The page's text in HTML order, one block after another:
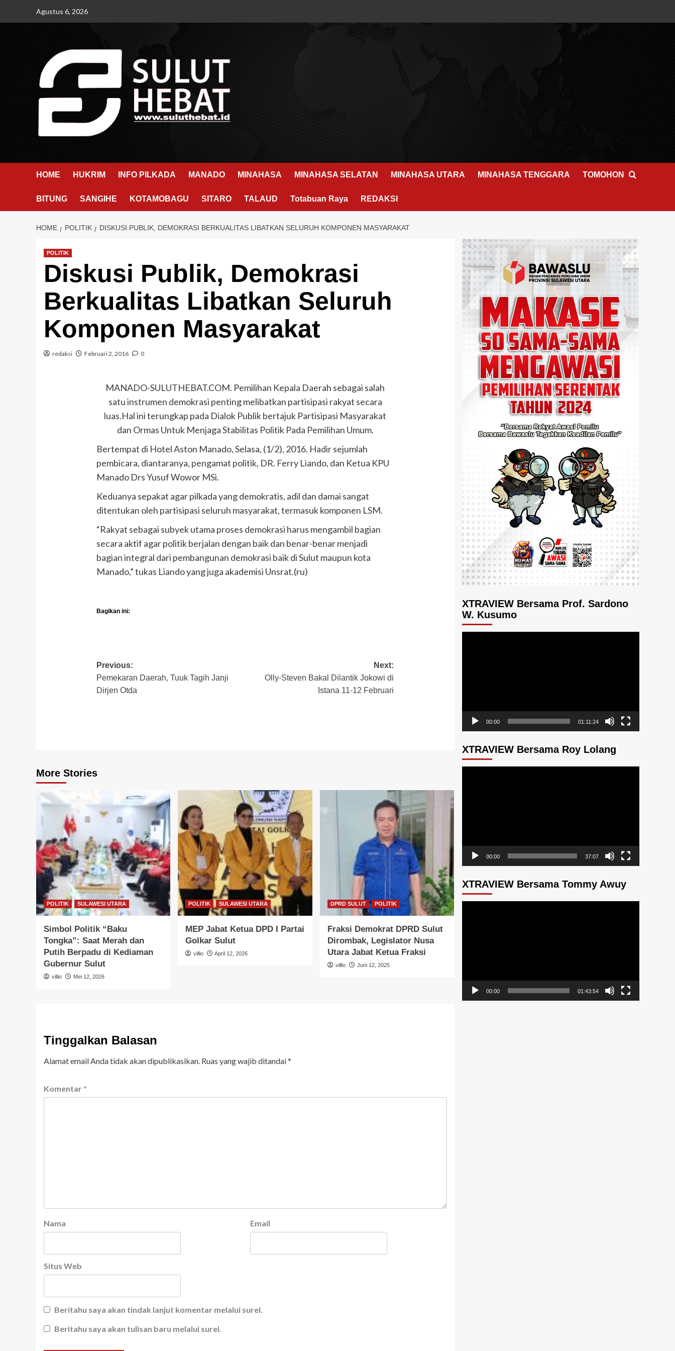
Agustus 6, 2026
HOME HUKRIM INFO PILKADA MANADO MINAHASA MINAHASA SELATAN MINAHASA UTARA MINAHASA TENGGARA TOMOHON
BITUNG SANGIHE KOTAMOBAGU SITARO TALAUD Totabuan Raya REDAKSI
HOME POLITIK DISKUSI PUBLIK, DEMOKRASI BERKUALITAS LIBATKAN SELURUH KOMPONEN MASYARAKAT
POLITIK
Diskusi Publik, Demokrasi
Berkualitas Libatkan Seluruh
Komponen Masyarakat
redaksi Februari 2, 2016 0
MANADO-SULUTHEBAT.COM. Pemilihan Kepala Daerah sebagai salah
satu instrumen demokrasi penting melibatkan partisipasi rakyat secara
luas.Hal ini terungkap pada Dialok Publik bertajuk Partisipasi Masyarakat
dan Ormas Untuk Menjaga Stabilitas Politik Pada Pemilihan Umum.
Bertempat di Hotel Aston Manado, Selasa, (1/2), 2016. Hadir sejumlah
pembicara, diantaranya, pengamat politik, DR. Ferry Liando, dan Ketua KPU
Manado Drs Yusuf Wowor MSi.
Keduanya sepakat agar pilkada yang demokratis, adil dan damai sangat
ditentukan oleh partisipasi seluruh masyarakat, termasuk komponen LSM.
“Rakyat sebagai subyek utama proses demokrasi harus mengambil bagian
secara aktif agar politik berjalan dengan baik dan benar-benar menjadi
bagian integral dari pembangunan demokrasi baik di Sulut maupun kota
Manado,” tukas Liando yang juga akademisi Unsrat.(ru)
Bagikan ini:
Post
navigation
Previous:
Pemekaran Daerah, Tuuk Tagih Janji
Dirjen Otda
Next:
Olly-Steven Bakal Dilantik Jokowi di
Istana 11-12 Februari
More Stories
POLITIK SULAWESI UTARA
Simbol Politik “Baku
Tongka”: Saat Merah dan
Putih Berpadu di Kediaman
Gubernur Sulut
villio Mei 12, 2026
POLITIK SULAWESI UTARA
MEP Jabat Ketua DPD I Partai
Golkar Sulut
villio April 12, 2026
DPRD SULUT POLITIK
Fraksi Demokrat DPRD Sulut
Dirombak, Legislator Nusa
Utara Jabat Ketua Fraksi
villio Juni 12, 2025
Tinggalkan Balasan
Alamat email Anda tidak akan dipublikasikan. Ruas yang wajib ditandai*
Komentar *
Nama Email
Situs Web
Beritahu saya akan tindak lanjut komentar melalui surel.
Beritahu saya akan tulisan baru melalui surel.
XTRAVIEW Bersama Prof. Sardono
W. Kusumo
00:00 01:11:24
XTRAVIEW Bersama Roy Lolang
00:00 37:07
XTRAVIEW Bersama Tommy Awuy
00:00 01:43:54